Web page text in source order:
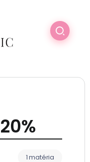
1 matéria